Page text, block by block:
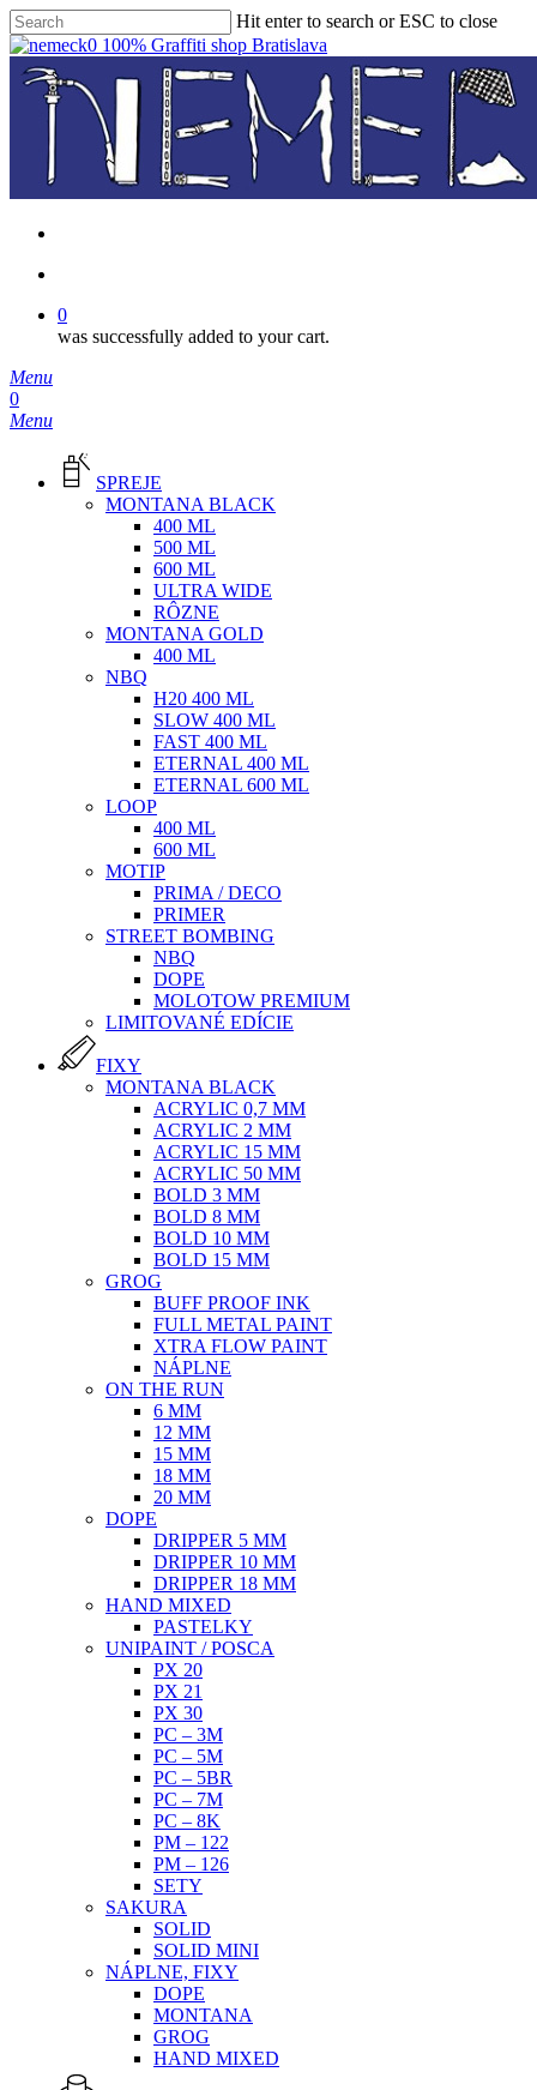
Skip
to
main
content
Hit enter to search or ESC to close
Close
Search
0
was successfully added to your cart.
Menu
search
0
Menu
SPREJE
MONTANA BLACK
400 ML
500 ML
600 ML
ULTRA WIDE
RÔZNE
MONTANA GOLD
400 ML
NBQ
H20 400 ML
SLOW 400 ML
FAST 400 ML
ETERNAL 400 ML
ETERNAL 600 ML
LOOP
400 ML
600 ML
MOTIP
PRIMA / DECO
PRIMER
STREET BOMBING
NBQ
DOPE
MOLOTOW PREMIUM
LIMITOVANÉ EDÍCIE
FIXY
MONTANA BLACK
ACRYLIC 0,7 MM
ACRYLIC 2 MM
ACRYLIC 15 MM
ACRYLIC 50 MM
BOLD 3 MM
BOLD 8 MM
BOLD 10 MM
BOLD 15 MM
GROG
BUFF PROOF INK
FULL METAL PAINT
XTRA FLOW PAINT
NÁPLNE
ON THE RUN
6 MM
12 MM
15 MM
18 MM
20 MM
DOPE
DRIPPER 5 MM
DRIPPER 10 MM
DRIPPER 18 MM
HAND MIXED
PASTELKY
UNIPAINT / POSCA
PX 20
PX 21
PX 30
PC – 3M
PC – 5M
PC – 5BR
PC – 7M
PC – 8K
PM – 122
PM – 126
SETY
SAKURA
SOLID
SOLID MINI
NÁPLNE, FIXY
DOPE
MONTANA
GROG
HAND MIXED